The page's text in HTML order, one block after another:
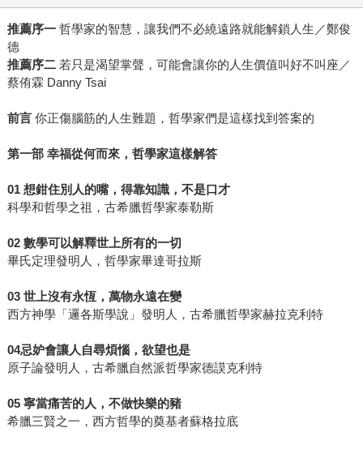
推薦序一哲學家的智慧，讓我們不必繞遠路就能解鎖人生／鄭俊
德
推薦序二若只是渴望掌聲，可能會讓你的人生價值叫好不叫座／
蔡侑霖 Danny Tsai
前言你正傷腦筋的人生難題，哲學家們是這樣找到答案的
第一部 幸福從何而來，哲學家這樣解答
01 想鉗住別人的嘴，得靠知識，不是口才
科學和哲學之祖，古希臘哲學家泰勒斯
02 數學可以解釋世上所有的一切
畢氏定理發明人，哲學家畢達哥拉斯
03 世上沒有永恆，萬物永遠在變
西方神學「邏各斯學說」發明人，古希臘哲學家赫拉克利特
04忌妒會讓人自尋煩惱，欲望也是
原子論發明人，古希臘自然派哲學家德謨克利特
05 寧當痛苦的人，不做快樂的豬
希臘三賢之一，西方哲學的奠基者蘇格拉底